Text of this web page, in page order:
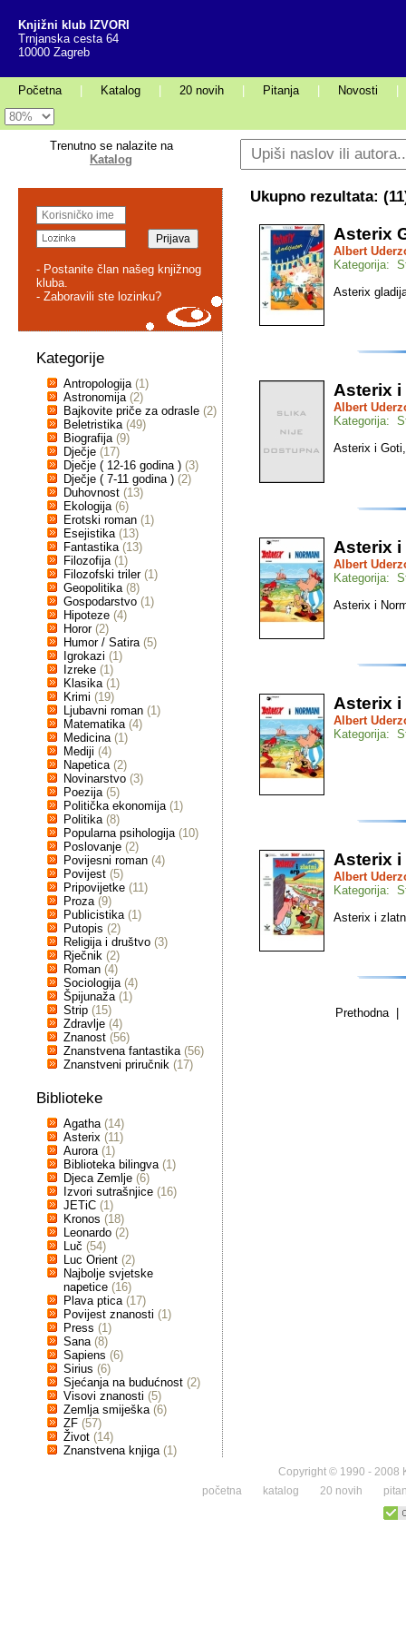
Knjižni klub IZVORI
Trnjanska cesta 64
10000 Zagreb
Početna Katalog 20 novih Pitanja Novosti
Trenutno se nalazite na
Katalog
- Postanite član našeg knjižnog
kluba.
- Zaboravili ste lozinku?
Kategorije
Antropologija (1)
Astronomija (2)
Bajkovite priče za odrasle (2)
Beletristika (49)
Biografija (9)
Dječje (17)
Dječje ( 12-16 godina ) (3)
Dječje ( 7-11 godina ) (2)
Duhovnost (13)
Ekologija (6)
Erotski roman (1)
Esejistika (13)
Fantastika (13)
Filozofija (1)
Filozofski triler (1)
Geopolitika (8)
Gospodarstvo (1)
Hipoteze (4)
Horor (2)
Humor / Satira (5)
Igrokazi (1)
Izreke (1)
Klasika (1)
Krimi (19)
Ljubavni roman (1)
Matematika (4)
Medicina (1)
Mediji (4)
Napetica (2)
Novinarstvo (3)
Poezija (5)
Politička ekonomija (1)
Politika (8)
Popularna psihologija (10)
Poslovanje (2)
Povijesni roman (4)
Povijest (5)
Pripovijetke (11)
Proza (9)
Publicistika (1)
Putopis (2)
Religija i društvo (3)
Rječnik (2)
Roman (4)
Sociologija (4)
Špijunaža (1)
Strip (15)
Zdravlje (4)
Znanost (56)
Znanstvena fantastika (56)
Znanstveni priručnik (17)
Biblioteke
Agatha (14)
Asterix (11)
Aurora (1)
Biblioteka bilingva (1)
Djeca Zemlje (6)
Izvori sutrašnjice (16)
JETiC (1)
Kronos (18)
Leonardo (2)
Luč (54)
Luc Orient (2)
Najbolje svjetske
napetice (16)
Plava ptica (17)
Povijest znanosti (1)
Press (1)
Sana (8)
Sapiens (6)
Sirius (6)
Sjećanja na budućnost (2)
Visovi znanosti (5)
Zemlja smiješka (6)
ZF (57)
Život (14)
Znanstvena knjiga (1)
Ukupno rezultata: (11
Asterix
Albert
Kategorija:
Asterix
Asterix i
Albert
Kategorija:
Asterix i
Asterix i
Albert
Kategorija:
Asterix i
Asterix i
Albert
Kategorija:
Asterix
Albert
Kategorija:
Asterix i
Prethodna
Copyright © 1990 - 2008
početna
katalog 20 novih